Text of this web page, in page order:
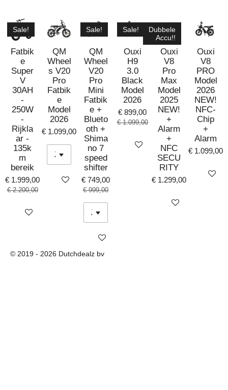
Sale!
Fatbik
e
Super
V
30AH
-
250W
-
Rijkla
ar -
135k
m
bereik
€ 1.999,00
€ 2.200,00
Bekijk details
QM
Wheel
s V20
Pro
Fatbik
e
Model
2026
€ 1.099,00
Bekijk details
Sale!
QM
Wheel
V20
Pro
Mini
Fatbik
e +
Blueto
oth +
Shima
no 7
speed
shifter
€ 749,00
€ 999,00
Bekijk details
Sale!
Ouxi
H9
3.0
Black
Model
2026
€ 899,00
€ 1.099,00
Bekijk details
Dubbele
Accu!!
Ouxi
V8
Pro
Max
Model
2025
NEW!
+
Alarm
+
NFC
SECU
RITY
€ 1.299,00
Bekijk details
Ouxi
V8
PRO
Model
2026
NEW!
NFC-
Chip
+
Alarm
€ 1.099,00
Bekijk
© 2019 - 2026 Dutchdealz bv